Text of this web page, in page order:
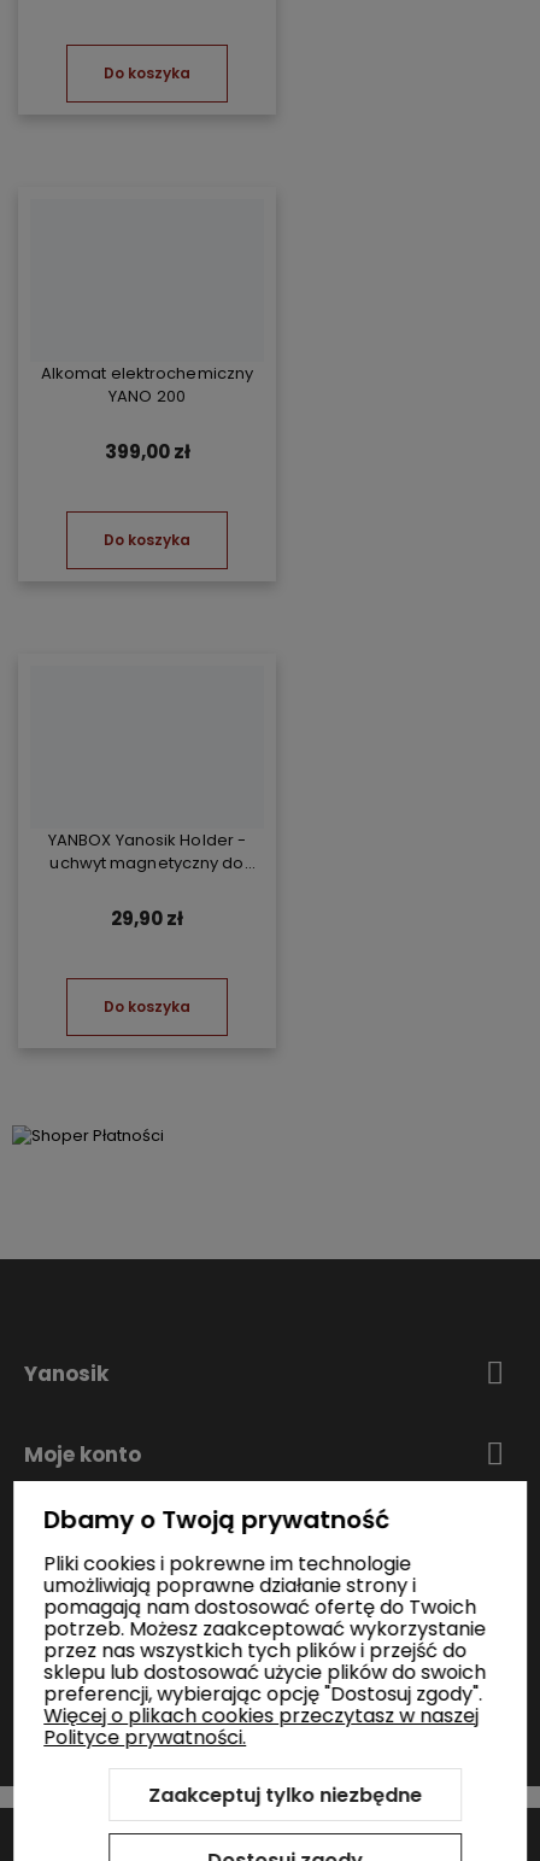
Do koszyka
Alkomat elektrochemiczny
YANO 200
399,00 zł
Do koszyka
YANBOX Yanosik Holder -
uchwyt magnetyczny do
telefonu
29,90 zł
Do koszyka
Yanosik
Moje konto
Zakupy
Informacje
Kontakt
Szablon Shoper Modern 3.0™od GrowCommerce
Sklep internetowy Shoper Premium
Dbamy o Twoją prywatność
Pliki cookies i pokrewne im technologie
umożliwiają poprawne działanie strony i
pomagają nam dostosować ofertę do Twoich
potrzeb. Możesz zaakceptować wykorzystanie
przez nas wszystkich tych plików i przejść do
sklepu lub dostosować użycie plików do swoich
preferencji, wybierając opcję "Dostosuj zgody".
Więcej o plikach cookies przeczytasz w naszej
Polityce prywatności.
Zaakceptuj tylko niezbędne